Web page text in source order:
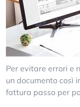
Per evitare errori e
un documento così
fattura passo per